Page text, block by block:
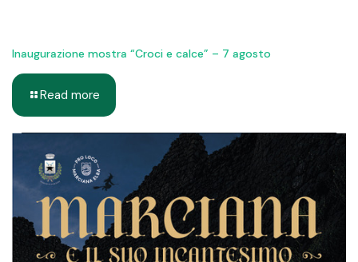
Inaugurazione mostra “Croci e calce” – 7 agosto
Read more